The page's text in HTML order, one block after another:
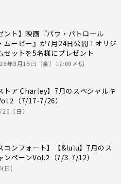
ント】映画『パウ・パトロール
ムービー』が7月24日公開！オリジ
セットを5名様にプレゼント
年8月15日（金）17:00〆切
トア Charley】7月のスペシャルキ
（7/17-7/26）
（日）
コンフォート】【&lulu】7月のス
ンペーンVol.2（7/3-7/12）
日)